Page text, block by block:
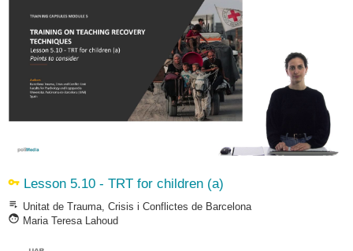
vpn_key Lesson 5.10 - TRT for children (a)
playlist_play Unitat de Trauma, Crisis i Conflictes de Barcelona
face Maria Teresa Lahoud